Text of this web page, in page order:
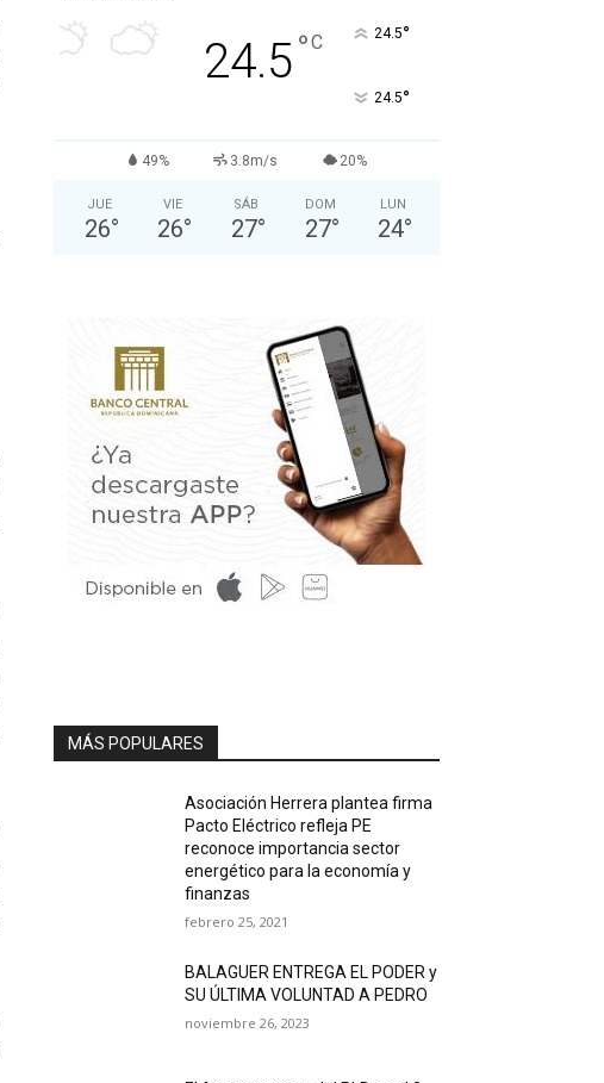
24.5°C 24.5°
24.5°
49% 3.8m/s 20%
JUE
26°
VIE
26°
SÁB
27°
DOM
27°
LUN
24°
MÁS POPULARES
Asociación Herrera plantea firma
Pacto Eléctrico refleja PE
reconoce importancia sector
energético para la economía y
finanzas
febrero 25, 2021
BALAGUER ENTREGA EL PODER y
SU ÚLTIMA VOLUNTAD A PEDRO
noviembre 26, 2023